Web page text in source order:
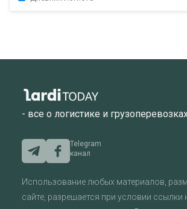
- все о логистике и
Telegram
канал
Использование любых материалов,
сайте, разрешается при условии ссылки